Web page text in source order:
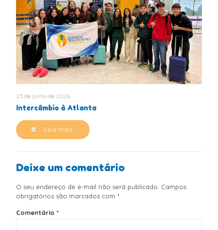
23 de junho de 2026
Intercâmbio à Atlanta
Leia mais
Deixe um comentário
O seu endereço de e-mail não será publicado. Campos
obrigatórios são marcados com *
Comentário *